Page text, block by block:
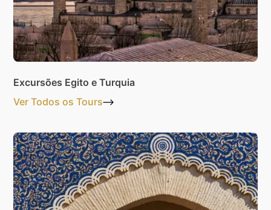
Excursões Egito e Turquia
Ver Todos os Tours